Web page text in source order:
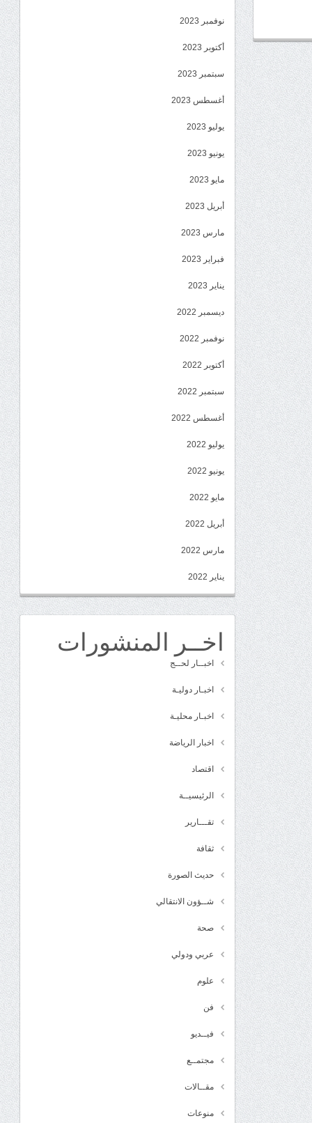
نوفمبر 2023
أكتوبر 2023
سبتمبر 2023
أغسطس 2023
يوليو 2023
يونيو 2023
مايو 2023
أبريل 2023
مارس 2023
فبراير 2023
يناير 2023
ديسمبر 2022
نوفمبر 2022
أكتوبر 2022
سبتمبر 2022
أغسطس 2022
يوليو 2022
يونيو 2022
مايو 2022
أبريل 2022
مارس 2022
يناير 2022
اخــر المنشورات
اخبــار لحــج
اخبـار دوليـة
اخبـار محليـة
اخبار الرياضة
اقتصاد
الرئيسيــة
تقـــارير
ثقافة
حديث الصورة
شــؤون الانتقالي
صحة
عربي ودولي
علوم
فن
فيــديو
مجتمــع
مقــالات
منوعات